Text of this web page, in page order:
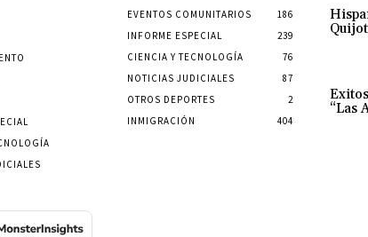
EVENTOS COMUNITARIOS
186
INFORME ESPECIAL
239
CIENCIA Y TECNOLOGÍA
76
NOTICIAS JUDICIALES
87
OTROS DEPORTES
2
INMIGRACIÓN
404
“Las